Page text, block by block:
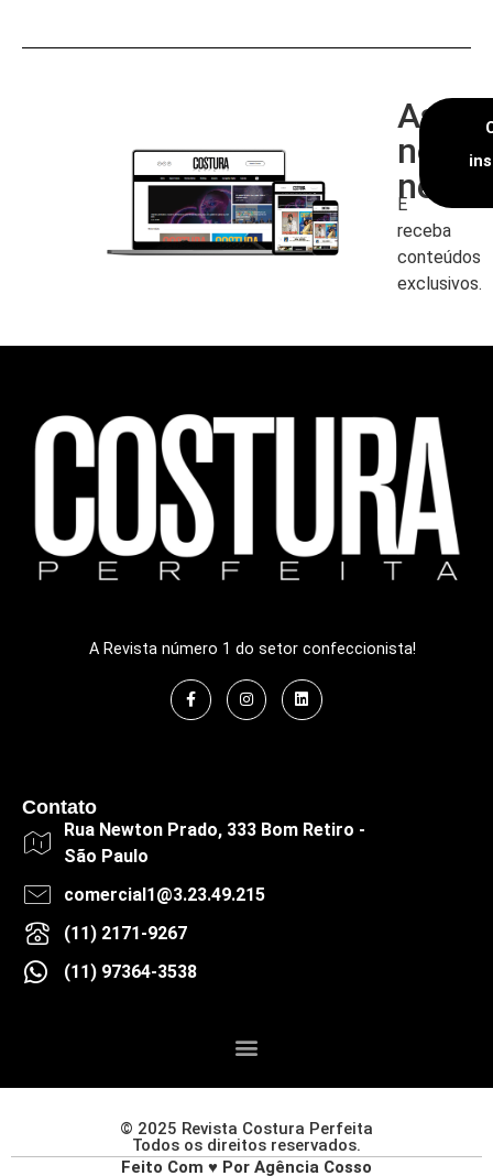
nossa
E
receba
conteúdos
exclusivos.
A Revista número 1 do setor confeccionista!
Contato
Rua Newton Prado, 333 Bom Retiro -
São Paulo
comercial1@3.23.49.215
(11) 2171-9267
(11) 97364-3538
© 2025 Revista Costura Perfeita
Todos os direitos reservados.
Feito Com ♥ Por Agência Cosso